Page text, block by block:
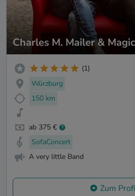
Charles M. Mailer &
(1)
Würzburg
150 km
ab 375 €
SofaConcert
A very little Band
Zum